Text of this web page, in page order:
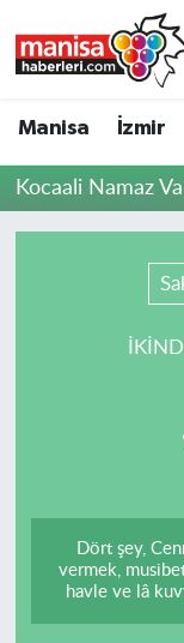
Manisa İzmir
Kocaali Namaz
Dört şey,
vermek,
havle ve lâ
Akhisar
Resmi İlanlar
Manisa
Manisa
Manisa Trafik
Süper Lig
Son Dakika
Haber Arşivi